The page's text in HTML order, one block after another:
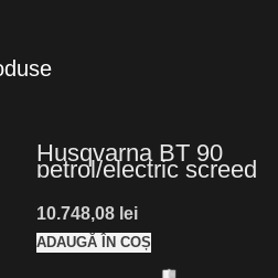
Husqvarna BT 90
petrol/electric screed
section
lei
ADAUGĂ ÎN COȘ